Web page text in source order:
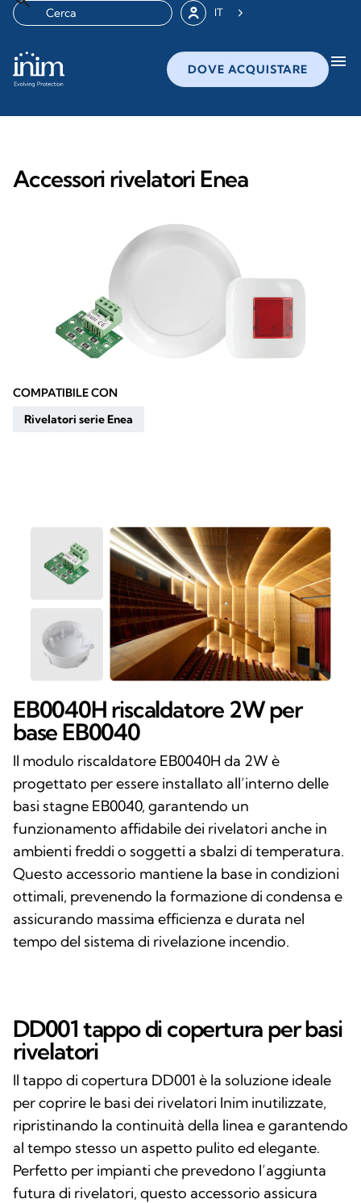
IT
DOVE ACQUISTARE menu
Accessori rivelatori Enea
COMPATIBILE CON
Rivelatori serie Enea
EB0040H riscaldatore 2W per
base EB0040
Il modulo riscaldatore EB0040H da 2W è
progettato per essere installato all’interno delle
basi stagne EB0040, garantendo un
funzionamento affidabile dei rivelatori anche in
ambienti freddi o soggetti a sbalzi di temperatura.
Questo accessorio mantiene la base in condizioni
ottimali, prevenendo la formazione di condensa e
assicurando massima efficienza e durata nel
tempo del sistema di rivelazione incendio.
DD001 tappo di copertura per basi
rivelatori
Il tappo di copertura DD001 è la soluzione ideale
per coprire le basi dei rivelatori Inim inutilizzate,
ripristinando la continuità della linea e garantendo
al tempo stesso un aspetto pulito ed elegante.
Perfetto per impianti che prevedono l’aggiunta
futura di rivelatori, questo accessorio assicura